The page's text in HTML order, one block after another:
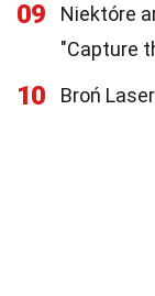
09
Niektóre
"Capture
10 Broń